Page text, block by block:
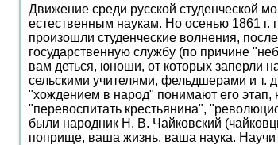
Движение среди русской студенческой
естественным наукам. Но осенью 1861 г.
произошли студенческие волнения,
государственную службу (по причине
вам деться, юноши, от которых заперли
сельскими учителями, фельдшерами и т.
"хождением в народ" понимают его этап,
"перевоспитать крестьянина",
были народник Н. В. Чайковский
поприще, ваша жизнь, ваша наука.